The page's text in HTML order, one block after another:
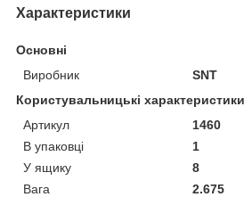
Характеристики
Основні
Виробник
SNT
Користувальницькі характеристики
Артикул
1460
В упаковці
1
У ящику
8
Вага
2.675